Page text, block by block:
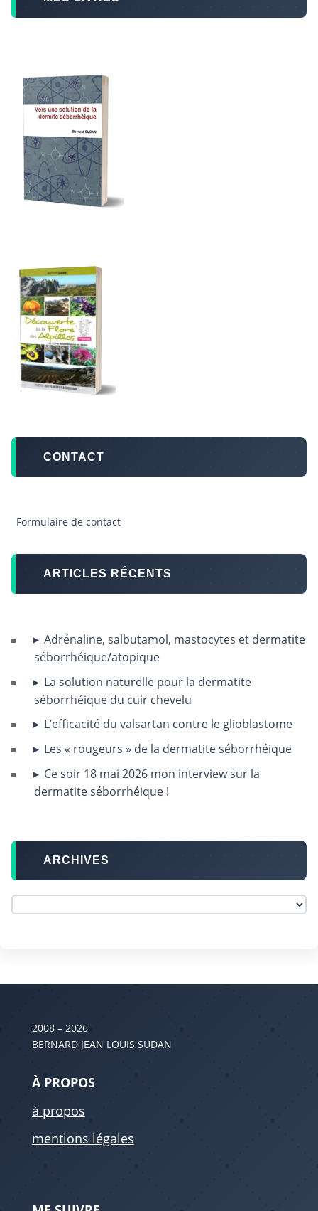
CONTACT
Formulaire de contact
ARTICLES RÉCENTS
Adrénaline, salbutamol, mastocytes et dermatite
séborrhéique/atopique
La solution naturelle pour la dermatite
séborrhéique du cuir chevelu
L’efficacité du valsartan contre le glioblastome
Les « rougeurs » de la dermatite séborrhéique
Ce soir 18 mai 2026 mon interview sur la
dermatite séborrhéique !
ARCHIVES
2008 – 2026
BERNARD JEAN LOUIS SUDAN
À PROPOS
à propos
mentions légales